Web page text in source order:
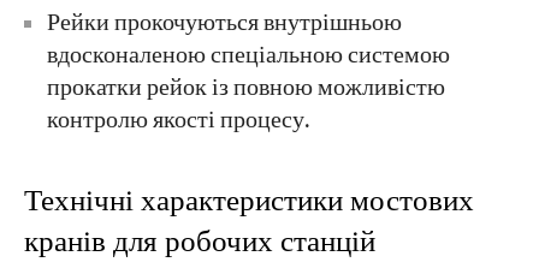
Рейки прокочуються внутрішньою
вдосконаленою спеціальною системою
прокатки рейок із повною можливістю
контролю якості процесу.
Технічні характеристики мостових
кранів для робочих станцій